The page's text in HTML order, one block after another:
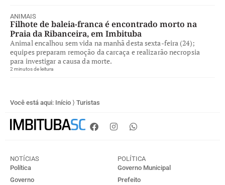
ANIMAIS
Filhote de baleia-franca é encontrado morto na
Praia da Ribanceira, em Imbituba
Animal encalhou sem vida na manhã desta sexta-feira (24);
equipes preparam remoção da carcaça e realizarão necropsia
para investigar a causa da morte.
2 minutos de leitura
Você está aqui: Início ⟩ Turistas
NOTÍCIAS
Política
Governo
POLÍTICA
Governo Municipal
Prefeito